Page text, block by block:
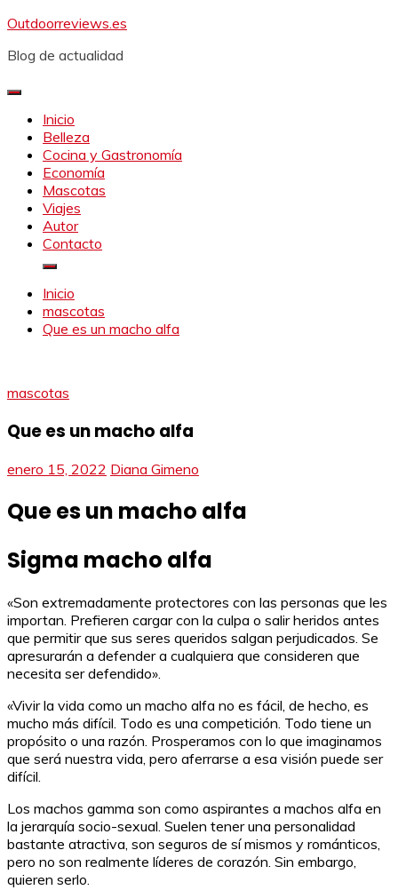
Saltar
contenido
Outdoorreviews.es
Blog de actualidad
Inicio
Belleza
Cocina y Gastronomía
Economía
Mascotas
Viajes
Autor
Contacto
Inicio
mascotas
Que es un macho alfa
mascotas
Que es un macho alfa
enero 15, 2022 Diana Gimeno
Que es un macho alfa
Sigma macho alfa
«Son extremadamente protectores con las personas que les
importan. Prefieren cargar con la culpa o salir heridos antes
que permitir que sus seres queridos salgan perjudicados. Se
apresurarán a defender a cualquiera que consideren que
necesita ser defendido».
«Vivir la vida como un macho alfa no es fácil, de hecho, es
mucho más difícil. Todo es una competición. Todo tiene un
propósito o una razón. Prosperamos con lo que imaginamos
que será nuestra vida, pero aferrarse a esa visión puede ser
difícil.
Los machos gamma son como aspirantes a machos alfa en
la jerarquía socio-sexual. Suelen tener una personalidad
bastante atractiva, son seguros de sí mismos y románticos,
pero no son realmente líderes de corazón. Sin embargo,
quieren serlo.